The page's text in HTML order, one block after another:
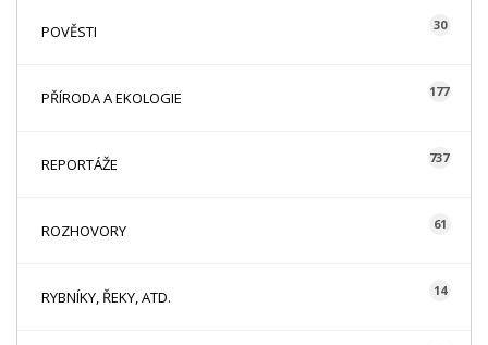
POVĚSTI 30
PŘÍRODA A EKOLOGIE 177
REPORTÁŽE 737
ROZHOVORY 61
RYBNÍKY, ŘEKY, ATD. 14